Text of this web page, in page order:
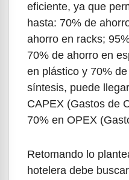
eficiente, ya que
hasta: 70% de
ahorro en racks;
70% de ahorro en
en plástico y 70%
síntesis, puede
CAPEX (Gastos de
70% en OPEX
Retomando lo
hotelera debe